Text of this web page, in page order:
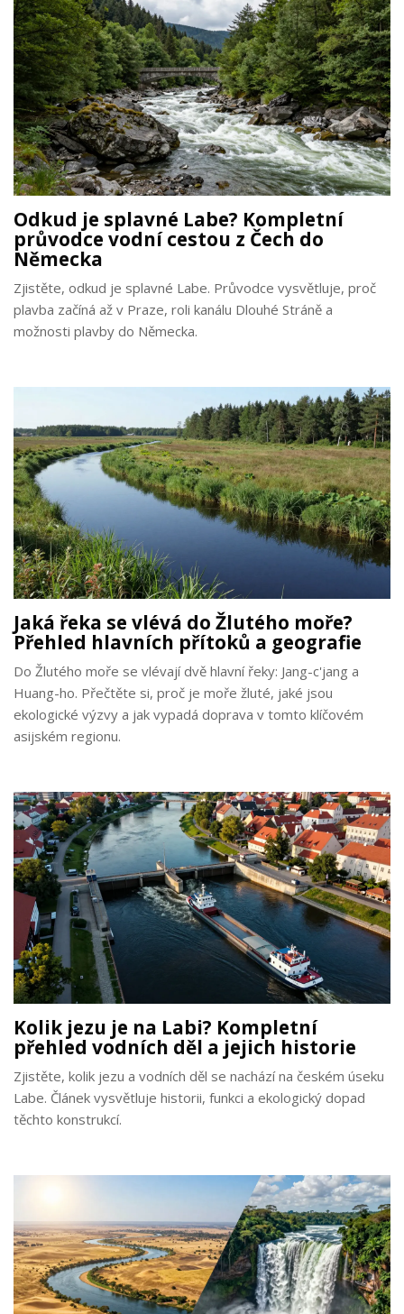
Odkud je splavné Labe? Kompletní
průvodce vodní cestou z Čech do
Německa
Zjistěte, odkud je splavné Labe. Průvodce vysvětluje, proč
plavba začíná až v Praze, roli kanálu Dlouhé Stráně a
možnosti plavby do Německa.
Jaká řeka se vlévá do Žlutého moře?
Přehled hlavních přítoků a geografie
Do Žlutého moře se vlévají dvě hlavní řeky: Jang-c'jang a
Huang-ho. Přečtěte si, proč je moře žluté, jaké jsou
ekologické výzvy a jak vypadá doprava v tomto klíčovém
asijském regionu.
Kolik jezu je na Labi? Kompletní
přehled vodních děl a jejich historie
Zjistěte, kolik jezu a vodních děl se nachází na českém úseku
Labe. Článek vysvětluje historii, funkci a ekologický dopad
těchto konstrukcí.